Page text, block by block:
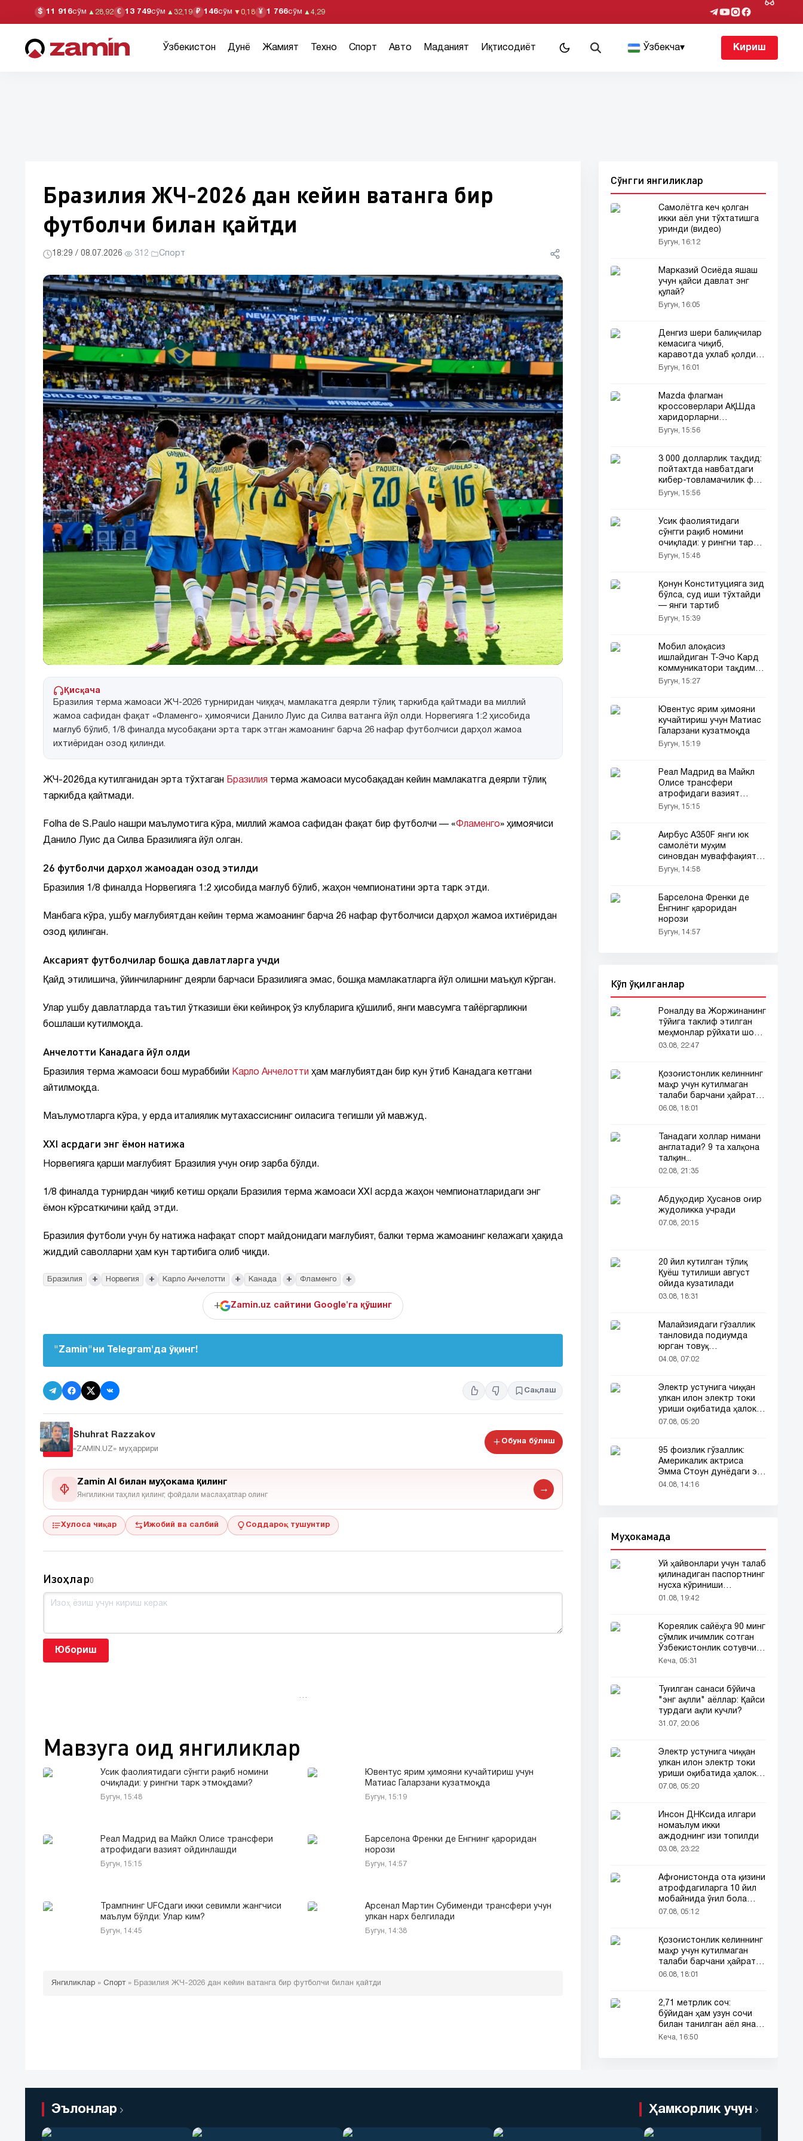
$ 11 916сўм ▲ 28,92 € 13 749сўм ▲ 32,19 ₽ 146сўм ▼ 0,18 ¥ 1 766сўм ▲ 4,29
Ўзбекистон Дунё Жамият Техно Спорт Авто Маданият Иқтисодиёт Ўзбекча▾ Кириш
Бразилия ЖЧ-2026 дан кейин ватанга бир
футболчи билан қайтди
18:29 / 08.07.2026· 312· Спорт
Қисқача
Бразилия терма жамоаси ЖЧ-2026 турниридан чиққач, мамлакатга деярли тўлиқ таркибда қайтмади ва миллий
жамоа сафидан фақат «Фламенго» ҳимоячиси Данило Луис да Силва ватанга йўл олди. Норвегияга 1:2 ҳисобида
мағлуб бўлиб, 1/8 финалда мусобақани эрта тарк этган жамоанинг барча 26 нафар футболчиси дарҳол жамоа
ихтиёридан озод қилинди.
ЖЧ-2026да кутилганидан эрта тўхтаган Бразилия терма жамоаси мусобақадан кейин мамлакатга деярли тўлиқ
таркибда қайтмади.
Folha de S.Paulo нашри маълумотига кўра, миллий жамоа сафидан фақат бир футболчи — «Фламенго» ҳимоячиси
Данило Луис да Силва Бразилияга йўл олган.
26 футболчи дарҳол жамоадан озод этилди
Бразилия 1/8 финалда Норвегияга 1:2 ҳисобида мағлуб бўлиб, жаҳон чемпионатини эрта тарк этди.
Манбага кўра, ушбу мағлубиятдан кейин терма жамоанинг барча 26 нафар футболчиси дарҳол жамоа ихтиёридан
озод қилинган.
Аксарият футболчилар бошқа давлатларга учди
Қайд этилишича, ўйинчиларнинг деярли барчаси Бразилияга эмас, бошқа мамлакатларга йўл олишни маъқул кўрган.
Улар ушбу давлатларда таътил ўтказиши ёки кейинроқ ўз клубларига қўшилиб, янги мавсумга тайёргарликни
бошлаши кутилмоқда.
Анчелотти Канадага йўл олди
Бразилия терма жамоаси бош мураббийи Карло Анчелотти ҳам мағлубиятдан бир кун ўтиб Канадага кетгани
айтилмоқда.
Маълумотларга кўра, у ерда италиялик мутахассиснинг оиласига тегишли уй мавжуд.
XXI асрдаги энг ёмон натижа
Норвегияга қарши мағлубият Бразилия учун оғир зарба бўлди.
1/8 финалда турнирдан чиқиб кетиш орқали Бразилия терма жамоаси XXI асрда жаҳон чемпионатларидаги энг
ёмон кўрсаткичини қайд этди.
Бразилия футболи учун бу натижа нафақат спорт майдонидаги мағлубият, балки терма жамоанинг келажаги ҳақида
жиддий саволларни ҳам кун тартибига олиб чиқди.
Бразилия + Норвегия + Карло Анчелотти + Канада + Фламенго +
+ Zamin.uz сайтини Google'га қўшинг
"Zamin"ни Telegram'да ўқинг!
Сақлаш
Shuhrat Razzakov
«ZAMIN.UZ» муҳаррири
Обуна бўлиш
Zamin AI билан муҳокама қилинг
Янгиликни таҳлил қилинг, фойдали маслаҳатлар олинг
→
Хулоса чиқар Ижобий ва салбий Соддароқ тушунтир
Изоҳлар0
Юбориш
Мавзуга оид янгиликлар
Усик фаолиятидаги сўнгги рақиб номини
очиқлади: у рингни тарк этмоқдами?
Бугун, 15:48
Ювентус ярим ҳимояни кучайтириш учун
Матиас Галарзани кузатмоқда
Бугун, 15:19
Реал Мадрид ва Майкл Олисе трансфери
атрофидаги вазият ойдинлашди
Бугун, 15:15
Барселона Френки де Ёнгнинг қароридан
норози
Бугун, 14:57
Трампнинг UFCдаги икки севимли жангчиси
маълум бўлди: Улар ким?
Бугун, 14:45
Арсенал Мартин Субименди трансфери учун
улкан нарх белгилади
Бугун, 14:38
Янгиликлар » Спорт» Бразилия ЖЧ-2026 дан кейин ватанга бир футболчи билан қайтди
Сўнгги янгиликлар
Самолётга кеч қолган
икки аёл уни тўхтатишга
уринди (видео)
Бугун, 16:12
Марказий Осиёда яшаш
учун қайси давлат энг
қулай?
Бугун, 16:05
Денгиз шери балиқчилар
кемасига чиқиб,
каравотда ухлаб қолди
(видео)
Бугун, 16:01
Mazda флагман
кроссоверлари АҚШда
харидорларни
йўқотмоқда
Бугун, 15:56
3 000 долларлик таҳдид:
пойтахтда навбатдаги
кибер-товламачилик фош
этилди
Бугун, 15:56
Усик фаолиятидаги
сўнгги рақиб номини
очиқлади: у рингни тарк
этмоқдами?
Бугун, 15:48
Қонун Конституцияга зид
бўлса, суд иши тўхтайди
— янги тартиб
Бугун, 15:39
Мобил алоқасиз
ишлайдиган Т-Эчо Кард
коммуникатори тақдим
этилди
Бугун, 15:27
Ювентус ярим ҳимояни
кучайтириш учун Матиас
Галарзани кузатмоқда
Бугун, 15:19
Реал Мадрид ва Майкл
Олисе трансфери
атрофидаги вазият
ойдинлашди
Бугун, 15:15
Аирбус A350F янги юк
самолёти муҳим
синовдан муваффақиятли
ўтди
Бугун, 14:58
Барселона Френки де
Ёнгнинг қароридан
норози
Бугун, 14:57
Кўп ўқилганлар
Роналду ва Жоржинанинг
тўйига таклиф этилган
меҳмонлар рўйхати шов-
шувда
03.08, 22:47
Қозоғистонлик келиннинг
маҳр учун кутилмаган
талаби барчани ҳайратга
солди
06.08, 18:01
Танадаги холлар нимани
англатади? 9 та халқона
талқин...
02.08, 21:35
Абдуқодир Ҳусанов оғир
жудоликка учради
07.08, 20:15
20 йил кутилган тўлиқ
Қуёш тутилиши август
ойида кузатилади
03.08, 18:31
Малайзиядаги гўзаллик
танловида подиумда
юрган товуқ
томошабинлар
04.08, 07:02
Электр устунига чиққан
улкан илон электр токи
уриши оқибатида ҳалок
бўлди
07.08, 05:20
95 фоизлик гўзаллик:
Америкалик актриса
Эмма Стоун дунёдаги энг
гўзал аёл деб топилди!
04.08, 14:16
Муҳокамада
Уй ҳайвонлари учун талаб
қилинадиган паспортнинг
нусха кўриниши
тармоқларда тарқалди
01.08, 19:42
Кореялик сайёҳга 90 минг
сўмлик ичимлик сотган
Ўзбекистонлик сотувчи
Корея телевидениясида
Кеча, 05:31
Туғилган санаси бўйича
"энг ақлли" аёллар: Қайси
турдаги ақли кучли?
31.07, 20:06
Электр устунига чиққан
улкан илон электр токи
уриши оқибатида ҳалок
бўлди
07.08, 05:20
Инсон ДНКсида илгари
номаълум икки
аждоднинг изи топилди
03.08, 23:22
Афғонистонда ота қизини
атрофдагиларга 10 йил
мобайнида ўғил бола
сифатида таништирди
07.08, 05:12
Қозоғистонлик келиннинг
маҳр учун кутилмаган
талаби барчани ҳайратга
солди
06.08, 18:01
2,71 метрлик соч:
бўйидан ҳам узун сочи
билан танилган аёл яна
эътибор марказида
Кеча, 16:50
Эълонлар Ҳамкорлик учун